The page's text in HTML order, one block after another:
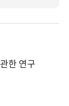
한 연구